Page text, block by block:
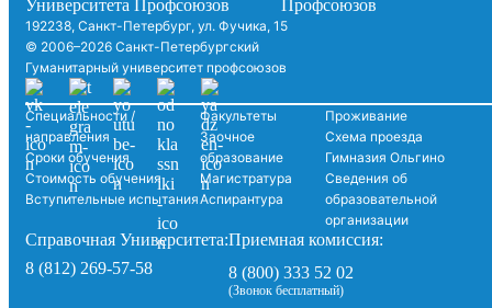
192238, Санкт-Петербург, ул. Фучика, 15
© 2006–2026 Санкт-Петербургский
Гуманитарный университет профсоюзов
Специальности /
направления
Сроки обучения
Стоимость обучения
Вступительные испытания
Факультеты
Заочное
образование
Магистратура
Аспирантура
Проживание
Схема проезда
Гимназия Ольгино
Сведения об
образовательной
организации
Справочная Университета:
8 (812) 269-57-58
Приемная комиссия:
8 (800) 333 52 02
(Звонок бесплатный)